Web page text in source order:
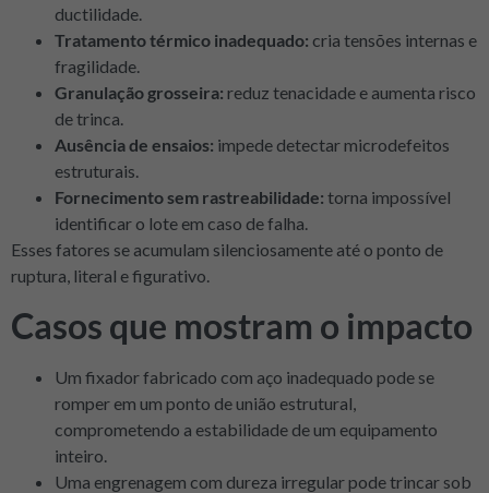
ductilidade.
Tratamento térmico inadequado: cria tensões internas e
fragilidade.
Granulação grosseira: reduz tenacidade e aumenta risco
de trinca.
Ausência de ensaios: impede detectar microdefeitos
estruturais.
Fornecimento sem rastreabilidade: torna impossível
identificar o lote em caso de falha.
Esses fatores se acumulam silenciosamente até o ponto de
ruptura, literal e figurativo.
Casos que mostram o impacto
Um fixador fabricado com aço inadequado pode se
romper em um ponto de união estrutural,
comprometendo a estabilidade de um equipamento
inteiro.
Uma engrenagem com dureza irregular pode trincar sob